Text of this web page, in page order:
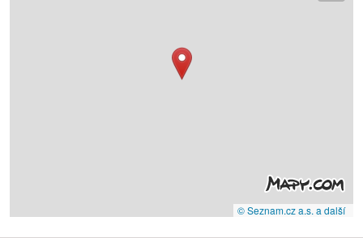
© Seznam.cz a.s. a další